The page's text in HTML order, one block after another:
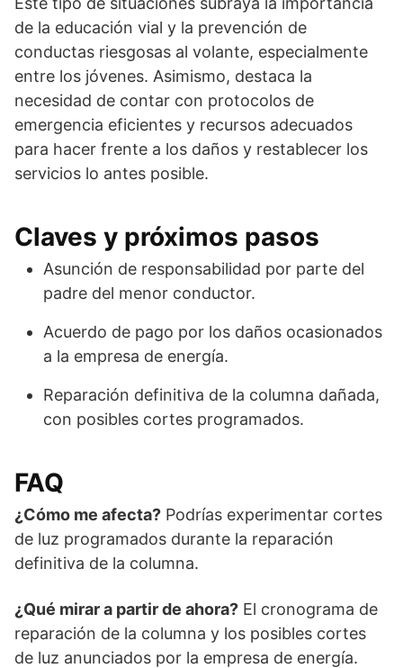
de la educación vial y la prevención de
conductas riesgosas al volante, especialmente
entre los jóvenes. Asimismo, destaca la
necesidad de contar con protocolos de
emergencia eficientes y recursos adecuados
para hacer frente a los daños y restablecer los
servicios lo antes posible.
Claves y próximos pasos
Asunción de responsabilidad por parte del
padre del menor conductor.
Acuerdo de pago por los daños ocasionados
a la empresa de energía.
Reparación definitiva de la columna dañada,
con posibles cortes programados.
FAQ
¿Cómo me afecta? Podrías experimentar cortes
de luz programados durante la reparación
definitiva de la columna.
¿Qué mirar a partir de ahora? El cronograma de
reparación de la columna y los posibles cortes
de luz anunciados por la empresa de energía.